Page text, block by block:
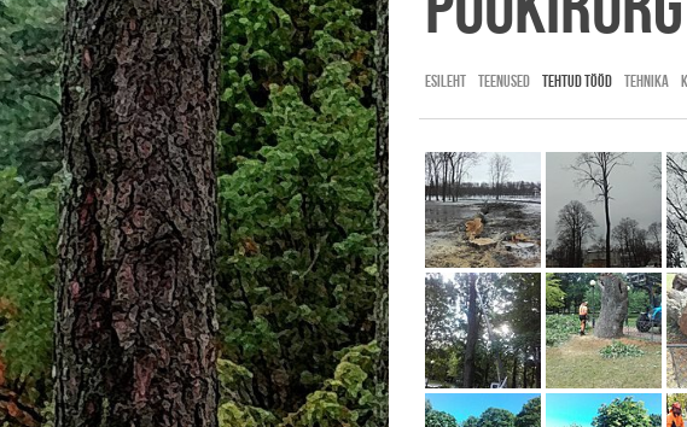
ESILEHT TEENUSED TEHTUD TÖÖD TEHNIKA